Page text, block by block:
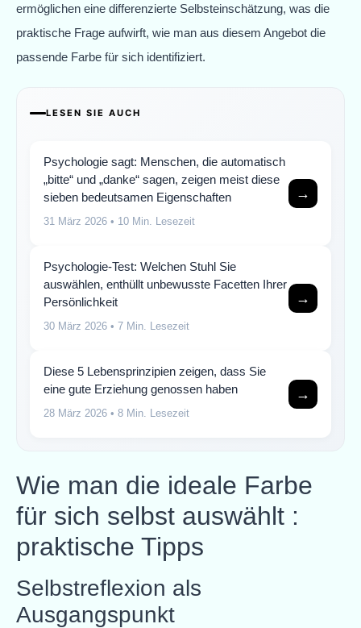
ermöglichen eine differenzierte Selbsteinschätzung, was die
praktische Frage aufwirft, wie man aus diesem Angebot die
passende Farbe für sich identifiziert.
LESEN SIE AUCH
Psychologie sagt: Menschen, die automatisch
„bitte“ und „danke“ sagen, zeigen meist diese
sieben bedeutsamen Eigenschaften
31 März 2026 • 10 Min. Lesezeit
→
Psychologie-Test: Welchen Stuhl Sie
auswählen, enthüllt unbewusste Facetten Ihrer
Persönlichkeit
30 März 2026 • 7 Min. Lesezeit
→
Diese 5 Lebensprinzipien zeigen, dass Sie
eine gute Erziehung genossen haben
28 März 2026 • 8 Min. Lesezeit
→
Wie man die ideale Farbe
für sich selbst auswählt :
praktische Tipps
Selbstreflexion als
Ausgangspunkt